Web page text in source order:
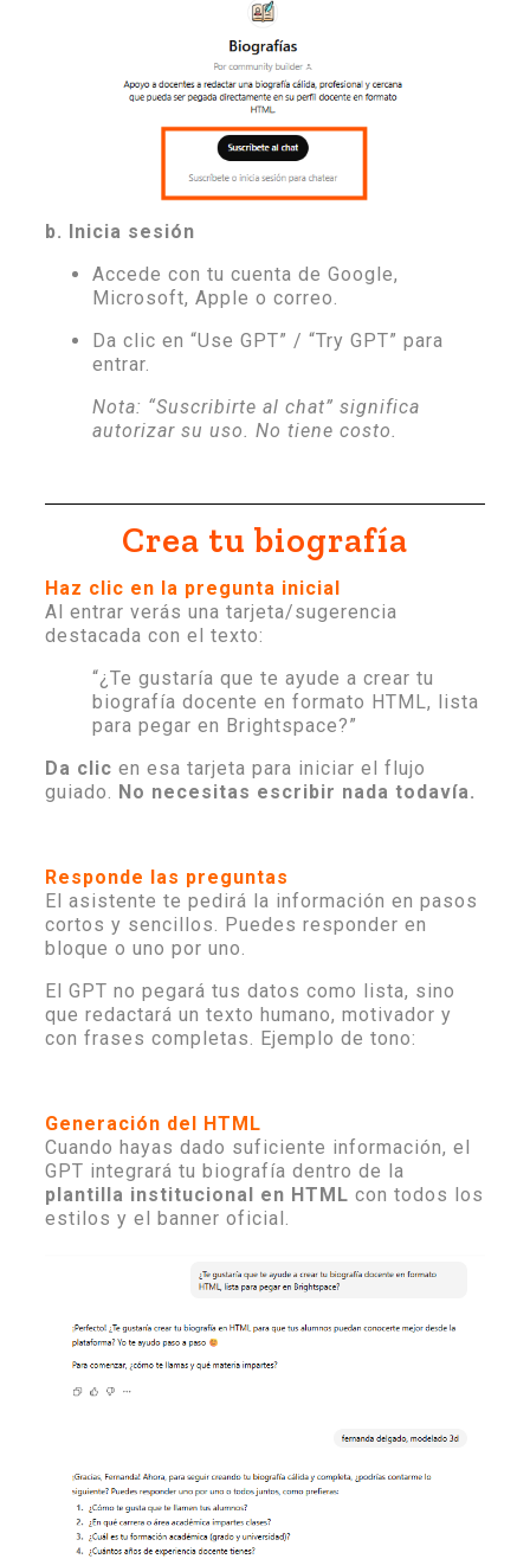
b. Inicia sesión
Accede con tu cuenta de Google,
Microsoft, Apple o correo.
Da clic en “Use GPT” / “Try GPT” para
entrar.
Nota: “Suscribirte al chat” significa
autorizar su uso. No tiene costo.
Crea tu biografía
Haz clic en la pregunta inicial
Al entrar verás una tarjeta/sugerencia
destacada con el texto:
“¿Te gustaría que te ayude a crear tu
biografía docente en formato HTML, lista
para pegar en Brightspace?”
Da clic en esa tarjeta para iniciar el flujo
guiado. No necesitas escribir nada todavía.
Responde las preguntas
El asistente te pedirá la información en pasos
cortos y sencillos. Puedes responder en
bloque o uno por uno.
El GPT no pegará tus datos como lista, sino
que redactará un texto humano, motivador y
con frases completas. Ejemplo de tono:
Generación del HTML
Cuando hayas dado suficiente información, el
GPT integrará tu biografía dentro de la
plantilla institucional en HTML con todos los
estilos y el banner oficial.